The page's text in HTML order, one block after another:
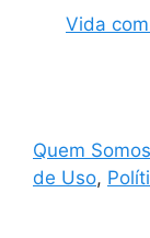
Vida
Quem Somos
de Uso,